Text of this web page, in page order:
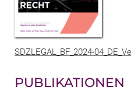
SDZLEGAL_BF_2024-
PUBLIKATIONEN